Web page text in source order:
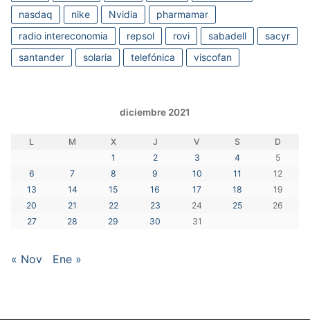
nasdaq
nike Nvidia
pharmamar
radio intereconomia
repsol rovi sabadell
sacyr
santander
solaria telefónica viscofan
diciembre 2021
L M X J V S
D
1
2 3 4
5
6
7 8 9 10 11
12
13
14 15 16 17 18
19
20
21 22 23 24 25
26
27
28 29 30 31
« Nov Ene »